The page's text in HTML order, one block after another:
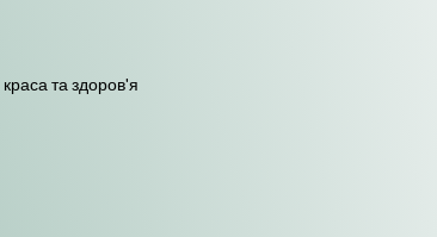
краса та здоров'я